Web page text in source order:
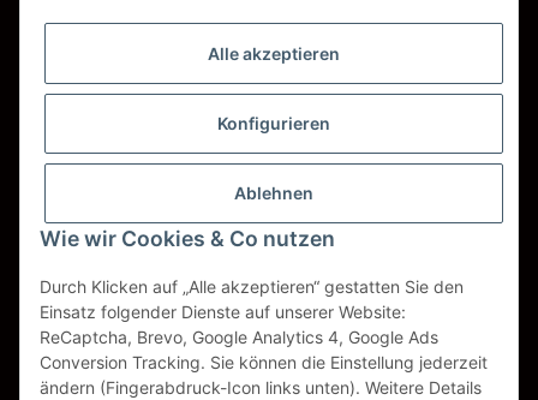
Alle akzeptieren
Konfigurieren
Ablehnen
Wie wir Cookies & Co nutzen
Durch Klicken auf „Alle akzeptieren“ gestatten Sie den
Einsatz folgender Dienste auf unserer Website:
ReCaptcha, Brevo, Google Analytics 4, Google Ads
Conversion Tracking. Sie können die Einstellung jederzeit
ändern (Fingerabdruck-Icon links unten). Weitere Details
Wir versenden mit
Spedition BTG
Spedition Schenker
Vertrag widerrufen